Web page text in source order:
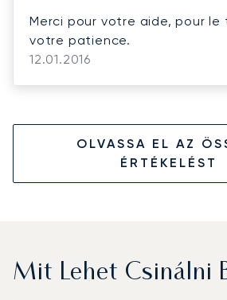
Merci pour votre aide, pour
votre patience.
12.01.2016
OLVASSA EL AZ
ÉRTÉKELÉST
Mit Lehet Csinálni